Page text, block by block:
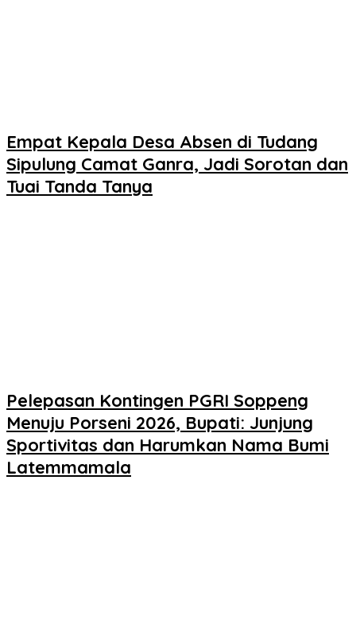
Empat Kepala Desa Absen di Tudang
Sipulung Camat Ganra, Jadi Sorotan dan
Tuai Tanda Tanya
Pelepasan Kontingen PGRI Soppeng
Menuju Porseni 2026, Bupati: Junjung
Sportivitas dan Harumkan Nama Bumi
Latemmamala